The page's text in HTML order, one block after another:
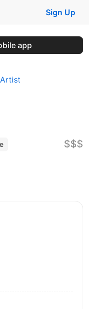
Sign Up
app
$$$